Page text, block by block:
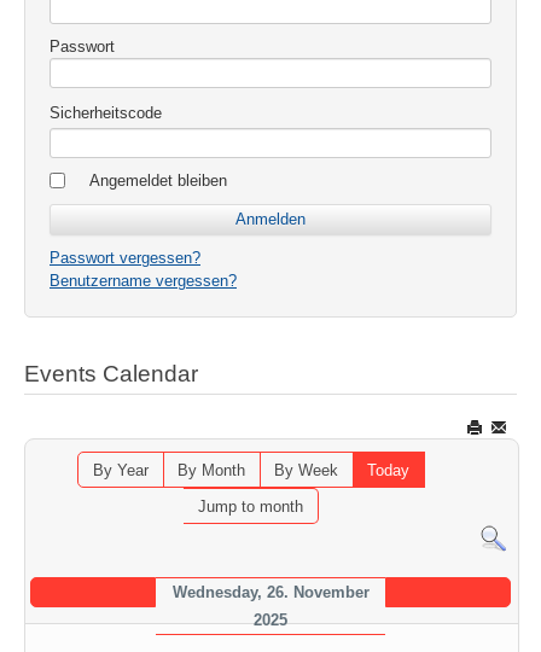
Passwort
Sicherheitscode
Angemeldet bleiben
Passwort vergessen?
Benutzername vergessen?
Events Calendar
By Year By Month By Week
Today
Jump to month
Wednesday, 26. November
2025